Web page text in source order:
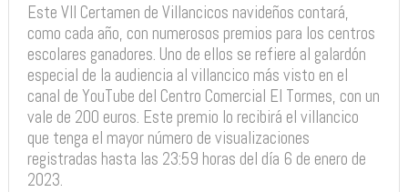
Este VII Certamen de Villancicos navideños contará,
como cada año, con numerosos premios para los centros
escolares ganadores. Uno de ellos se refiere al galardón
especial de la audiencia al villancico más visto en el
canal de YouTube del Centro Comercial El Tormes, con un
vale de 200 euros. Este premio lo recibirá el villancico
que tenga el mayor número de visualizaciones
registradas hasta las 23:59 horas del día 6 de enero de
2023.